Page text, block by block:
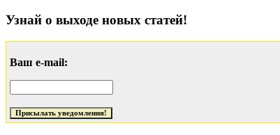
Узнай о выходе новых статей!
Ваш e-mail: